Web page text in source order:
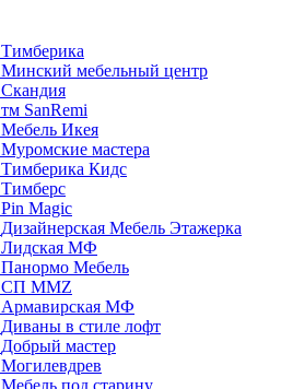
Тимберика
Минский мебельный центр
Скандия
тм SanRemi
Мебель Икея
Муромские мастера
Тимберика Кидс
Тимберс
Pin Magic
Дизайнерская Мебель Этажерка
Лидская МФ
Панормо Мебель
СП ММZ
Армавирская МФ
Диваны в стиле лофт
Добрый мастер
Могилевдрев
Мебель под старину